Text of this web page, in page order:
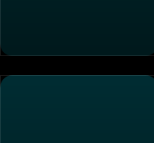
Der Grinch